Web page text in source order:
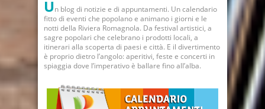
Un blog di notizie e di appuntamenti. Un calendario
fitto di eventi che popolano e animano i giorni e le
notti della Riviera Romagnola. Da festival artistici, a
sagre popolari che celebrano i prodotti locali, a
itinerari alla scoperta di paesi e città. E il divertimento
è proprio dietro l’angolo: aperitivi, feste e concerti in
spiaggia dove l’imperativo è ballare fino all’alba.